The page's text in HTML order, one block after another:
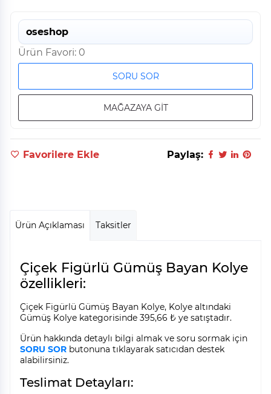
oseshop
Ürün Favori: 0
SORU SOR
MAĞAZAYA GİT
Favorilere Ekle Paylaş:
Ürün Açıklaması Taksitler
Çiçek Figürlü Gümüş Bayan Kolye
özellikleri:
Çiçek Figürlü Gümüş Bayan Kolye, Kolye altındaki
Gümüş Kolye kategorisinde 395,66 ₺ ye satıştadır.
Ürün hakkında detaylı bilgi almak ve soru sormak için
SORU SOR butonuna tıklayarak satıcıdan destek
alabilirsiniz.
Teslimat Detayları: